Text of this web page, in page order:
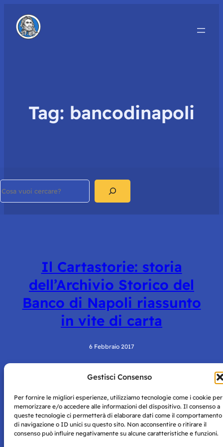
Gestisci Consenso
Per fornire le migliori esperienze, utilizziamo tecnologie come i cookie per
memorizzare e/o accedere alle informazioni del dispositivo. Il consenso a
queste tecnologie ci permetterà di elaborare dati come il comportamento
di navigazione o ID unici su questo sito. Non acconsentire o ritirare il
consenso può influire negativamente su alcune caratteristiche e funzioni.
Tag: bancodinapoli
Il Cartastorie: storia
dell’Archivio Storico del
Banco di Napoli riassunto
in vite di carta
6 Febbraio 2017